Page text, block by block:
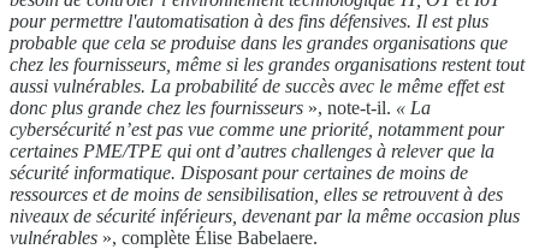
pour permettre l'automatisation à des fins défensives. Il est plus
probable que cela se produise dans les grandes organisations que
chez les fournisseurs, même si les grandes organisations restent tout
aussi vulnérables. La probabilité de succès avec le même effet est
donc plus grande chez les fournisseurs », note-t-il. « La
cybersécurité n’est pas vue comme une priorité, notamment pour
certaines PME/TPE qui ont d’autres challenges à relever que la
sécurité informatique. Disposant pour certaines de moins de
ressources et de moins de sensibilisation, elles se retrouvent à des
niveaux de sécurité inférieurs, devenant par la même occasion plus
vulnérables », complète Élise Babelaere.